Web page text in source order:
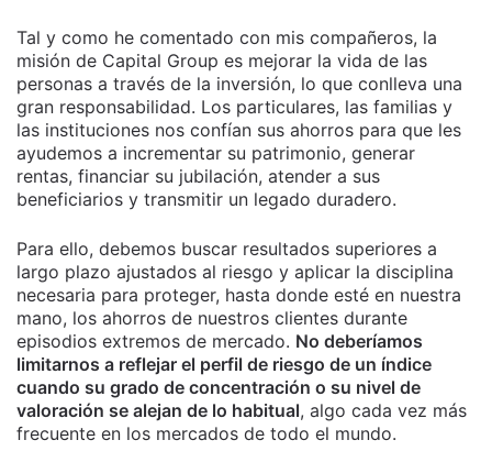
Tal y como he comentado con mis compañeros, la
misión de Capital Group es mejorar la vida de las
personas a través de la inversión, lo que conlleva una
gran responsabilidad. Los particulares, las familias y
las instituciones nos confían sus ahorros para que les
ayudemos a incrementar su patrimonio, generar
rentas, financiar su jubilación, atender a sus
beneficiarios y transmitir un legado duradero.
Para ello, debemos buscar resultados superiores a
largo plazo ajustados al riesgo y aplicar la disciplina
necesaria para proteger, hasta donde esté en nuestra
mano, los ahorros de nuestros clientes durante
episodios extremos de mercado. No deberíamos
limitarnos a reflejar el perfil de riesgo de un índice
cuando su grado de concentración o su nivel de
valoración se alejan de lo habitual, algo cada vez más
frecuente en los mercados de todo el mundo.